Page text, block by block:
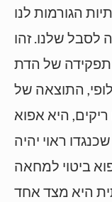
הגורמות לנו
לסבל שלנו. זהו
של הדת
התוצאה של
היא אפוא
ראוי יהיה
ביטוי למחאה
היא מצד אחד